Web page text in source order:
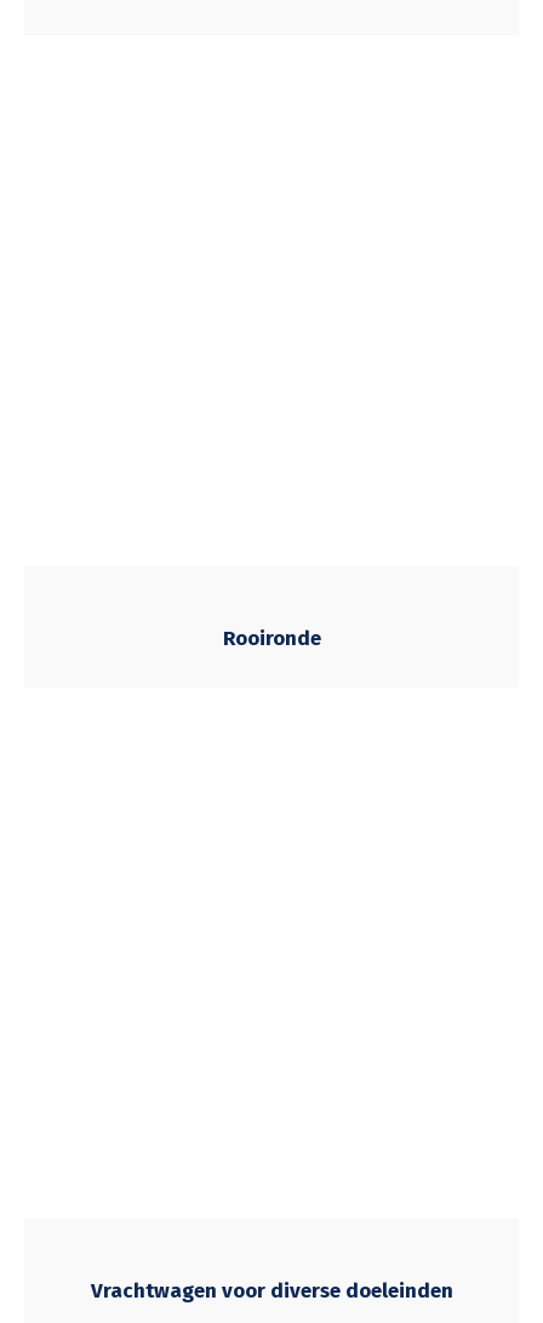
Rooironde
Vrachtwagen voor diverse doeleinden